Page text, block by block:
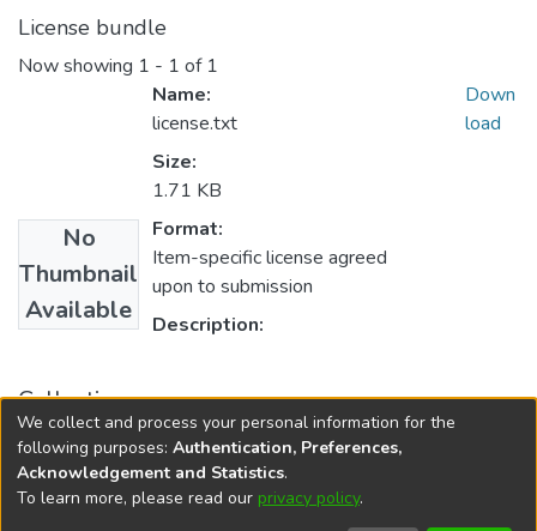
License bundle
Now showing 1 - 1 of 1
No
Thumbnail
Available
Name:
license.txt
Size:
1.71 KB
Format:
Item-specific license agreed
upon to submission
Description:
Down
load
Collections
Especialização em História da Bahia
DSpace softwarecopyright © 2002-2026
We collect and process your personal information for the
following purposes: Authentication, Preferences,
Acknowledgement and Statistics.
To learn more, please read our privacy policy.